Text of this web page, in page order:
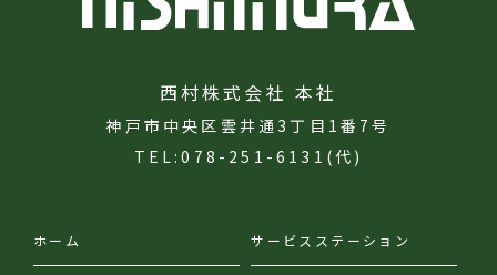
西村株式会社 本社
神戸市中央区雲井通3丁目1番7号
TEL:078-251-6131(代)
ホーム サービスステーション